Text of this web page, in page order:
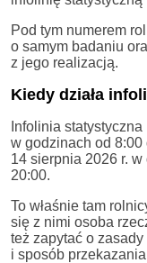
Pod tym numerem
o samym badaniu
z jego realizacją.
Kiedy działa
Infolinia
w godzinach od
14 sierpnia 2026 r.
20:00.
To właśnie tam
się z nimi osoba
też zapytać o
i sposób